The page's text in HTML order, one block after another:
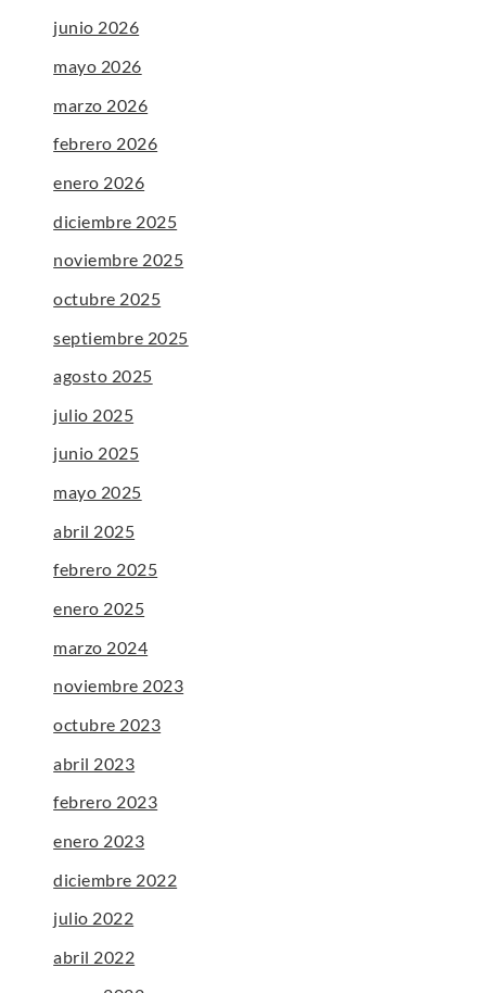
junio 2026
mayo 2026
marzo 2026
febrero 2026
enero 2026
diciembre 2025
noviembre 2025
octubre 2025
septiembre 2025
agosto 2025
julio 2025
junio 2025
mayo 2025
abril 2025
febrero 2025
enero 2025
marzo 2024
noviembre 2023
octubre 2023
abril 2023
febrero 2023
enero 2023
diciembre 2022
julio 2022
abril 2022